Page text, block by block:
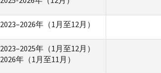
2023–2026年（1月至12月）
2023–2025年（1月至12月）
2026年（1月至11月）